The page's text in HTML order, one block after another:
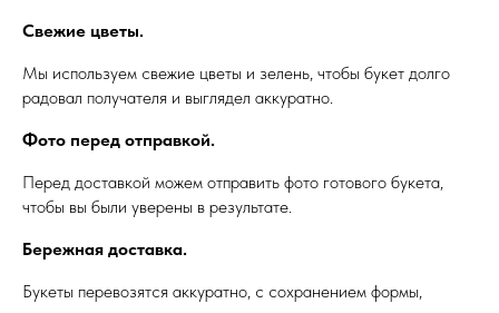
Свежие цветы.
Мы используем свежие цветы и зелень, чтобы букет долго
радовал получателя и выглядел аккуратно.
Фото перед отправкой.
Перед доставкой можем отправить фото готового букета,
чтобы вы были уверены в результате.
Бережная доставка.
Букеты перевозятся аккуратно, с сохранением формы,